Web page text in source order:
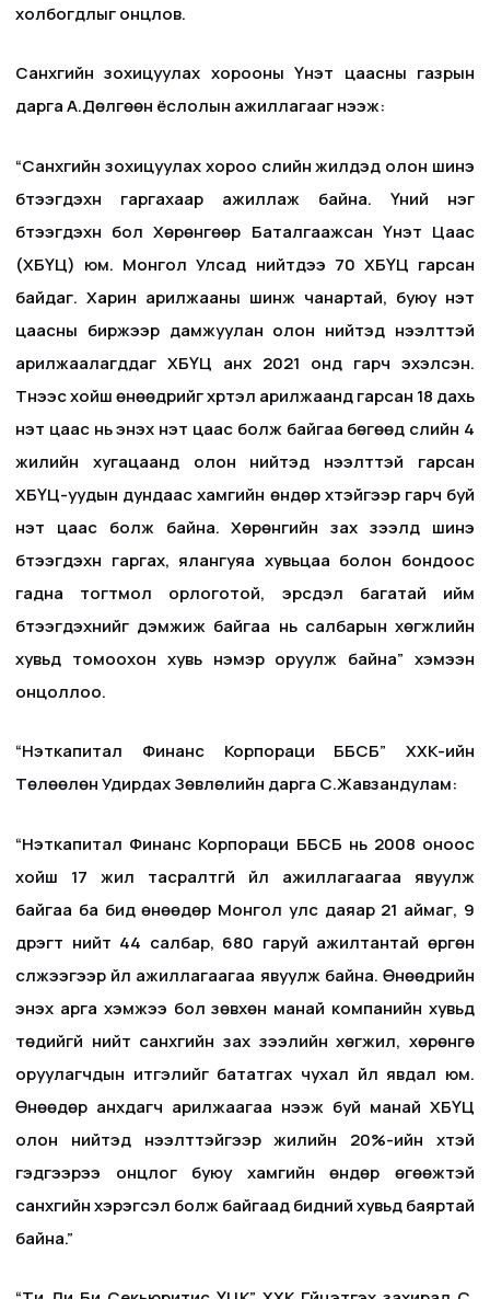
холбогдлыг онцлов.
Санхүүгийн зохицуулах хорооны Үнэт цаасны газрын
дарга А.Дөлгөөн ёслолын ажиллагааг нээж:
“Санхүүгийн зохицуулах хороо сүүлийн жилүүдэд олон шинэ
бүтээгдэхүүн гаргахаар ажиллаж байна. Үүний нэг
бүтээгдэхүүн бол Хөрөнгөөр Баталгаажсан Үнэт Цаас
(ХБҮЦ) юм. Монгол Улсад нийтдээ 70 ХБҮЦ гарсан
байдаг. Харин арилжааны шинж чанартай, буюу үнэт
цаасны биржээр дамжуулан олон нийтэд нээлттэй
арилжаалагддаг ХБҮЦ анх 2021 онд гарч эхэлсэн.
Түүнээс хойш өнөөдрийг хүртэл арилжаанд гарсан 18 дахь
үнэт цаас нь энэхүү үнэт цаас болж байгаа бөгөөд сүүлийн 4
жилийн хугацаанд олон нийтэд нээлттэй гарсан
ХБҮЦ-уудын дундаас хамгийн өндөр хүүтэйгээр гарч буй
үнэт цаас болж байна. Хөрөнгийн зах зээлд шинэ
бүтээгдэхүүн гаргах, ялангуяа хувьцаа болон бондоос
гадна тогтмол орлоготой, эрсдэл багатай ийм
бүтээгдэхүүнийг дэмжиж байгаа нь салбарын хөгжлийн
хувьд томоохон хувь нэмэр оруулж байна” хэмээн
онцоллоо.
“Нэткапитал Финанс Корпораци ББСБ” ХХК-ийн
Төлөөлөн Удирдах Зөвлөлийн дарга С.Жавзандулам:
“Нэткапитал Финанс Корпораци ББСБ нь 2008 оноос
хойш 17 жил тасралтгүй үйл ажиллагаагаа явуулж
байгаа ба бид өнөөдөр Монгол улс даяар 21 аймаг, 9
дүүрэгт нийт 44 салбар, 680 гаруй ажилтантай өргөн
сүлжээгээр үйл ажиллагаагаа явуулж байна. Өнөөдрийн
энэхүү арга хэмжээ бол зөвхөн манай компанийн хувьд
төдийгүй нийт санхүүгийн зах зээлийн хөгжил, хөрөнгө
оруулагчдын итгэлийг бататгах чухал үйл явдал юм.
Өнөөдөр анхдагч арилжаагаа нээж буй манай ХБҮЦ
олон нийтэд нээлттэйгээр жилийн 20%-ийн хүүтэй
гэдгээрээ онцлог буюу хамгийн өндөр өгөөжтэй
санхүүгийн хэрэгсэл болж байгаад бидний хувьд баяртай
байна.”